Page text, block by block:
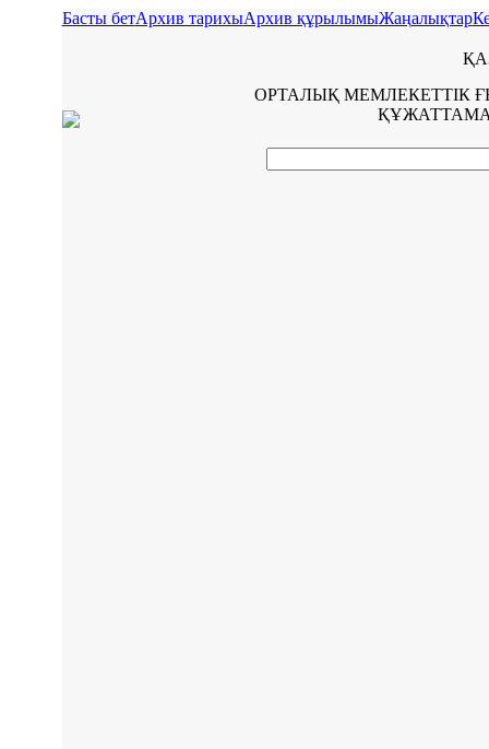
Басты бетАрхив тарихыАрхив құрылымыЖаңалықтар
ОРТАЛЫҚ МЕМЛЕКЕТТІК